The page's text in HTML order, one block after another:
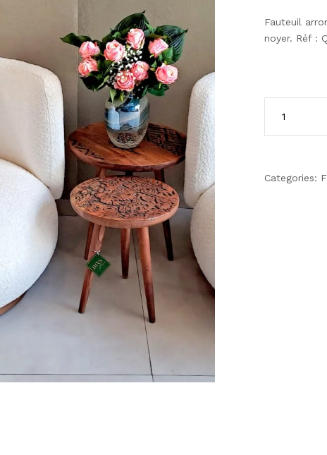
Fauteuil
noyer. Réf :
Categories: